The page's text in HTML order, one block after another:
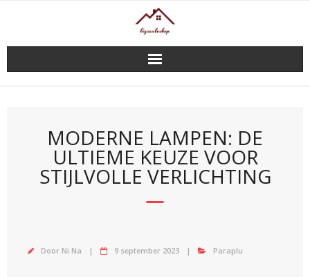
MODERNE LAMPEN: DE
ULTIEME KEUZE VOOR
STIJLVOLLE VERLICHTING
Door Ni Na 9 september 2023 Paraplu